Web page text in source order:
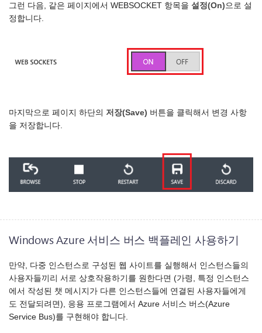
그런 다음, 같은 페이지에서 WEBSOCKET 항목을 설정(On) 으로 설
정합니다.
마지막으로 페이지 하단의 저장(Save) 버튼을 클릭해서 변경 사항
을 저장합니다.
Windows Azure 서비스 버스 백플레인 사용하기
만약, 다중 인스턴스로 구성된 웹 사이트를 실행해서 인스턴스들의
사용자들끼리 서로 상호작용하기를 원한다면 (가령, 특정 인스턴스
에서 작성된 챗 메시지가 다른 인스턴스들에 연결된 사용자들에게
도 전달되려면), 응용 프로그램에서 Azure 서비스 버스(Azure
Service Bus)를 구현해야 합니다.